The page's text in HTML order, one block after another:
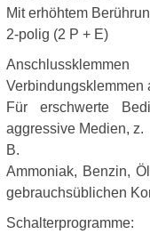
Mit erhöhtem
2-polig (2 P + E)
Verbindungsklemmen
Für erschwerte
aggressive Medien, z.
B.
Ammoniak, Benzin,
gebrauchsüblichen
Schalterprogramme: